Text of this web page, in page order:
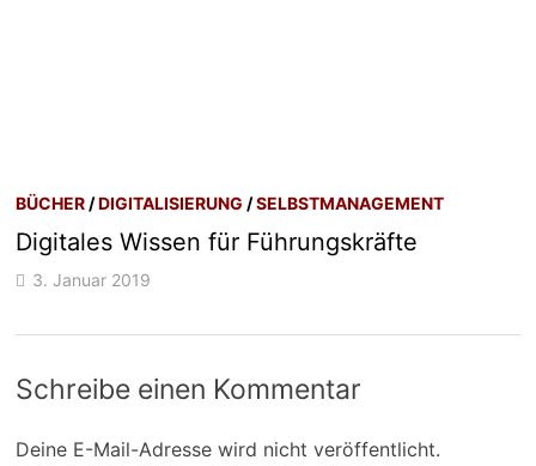
BÜCHER/DIGITALISIERUNG /SELBSTMANAGEMENT
Digitales Wissen für Führungskräfte
3. Januar 2019
Schreibe einen Kommentar
Deine E-Mail-Adresse wird nicht veröffentlicht.